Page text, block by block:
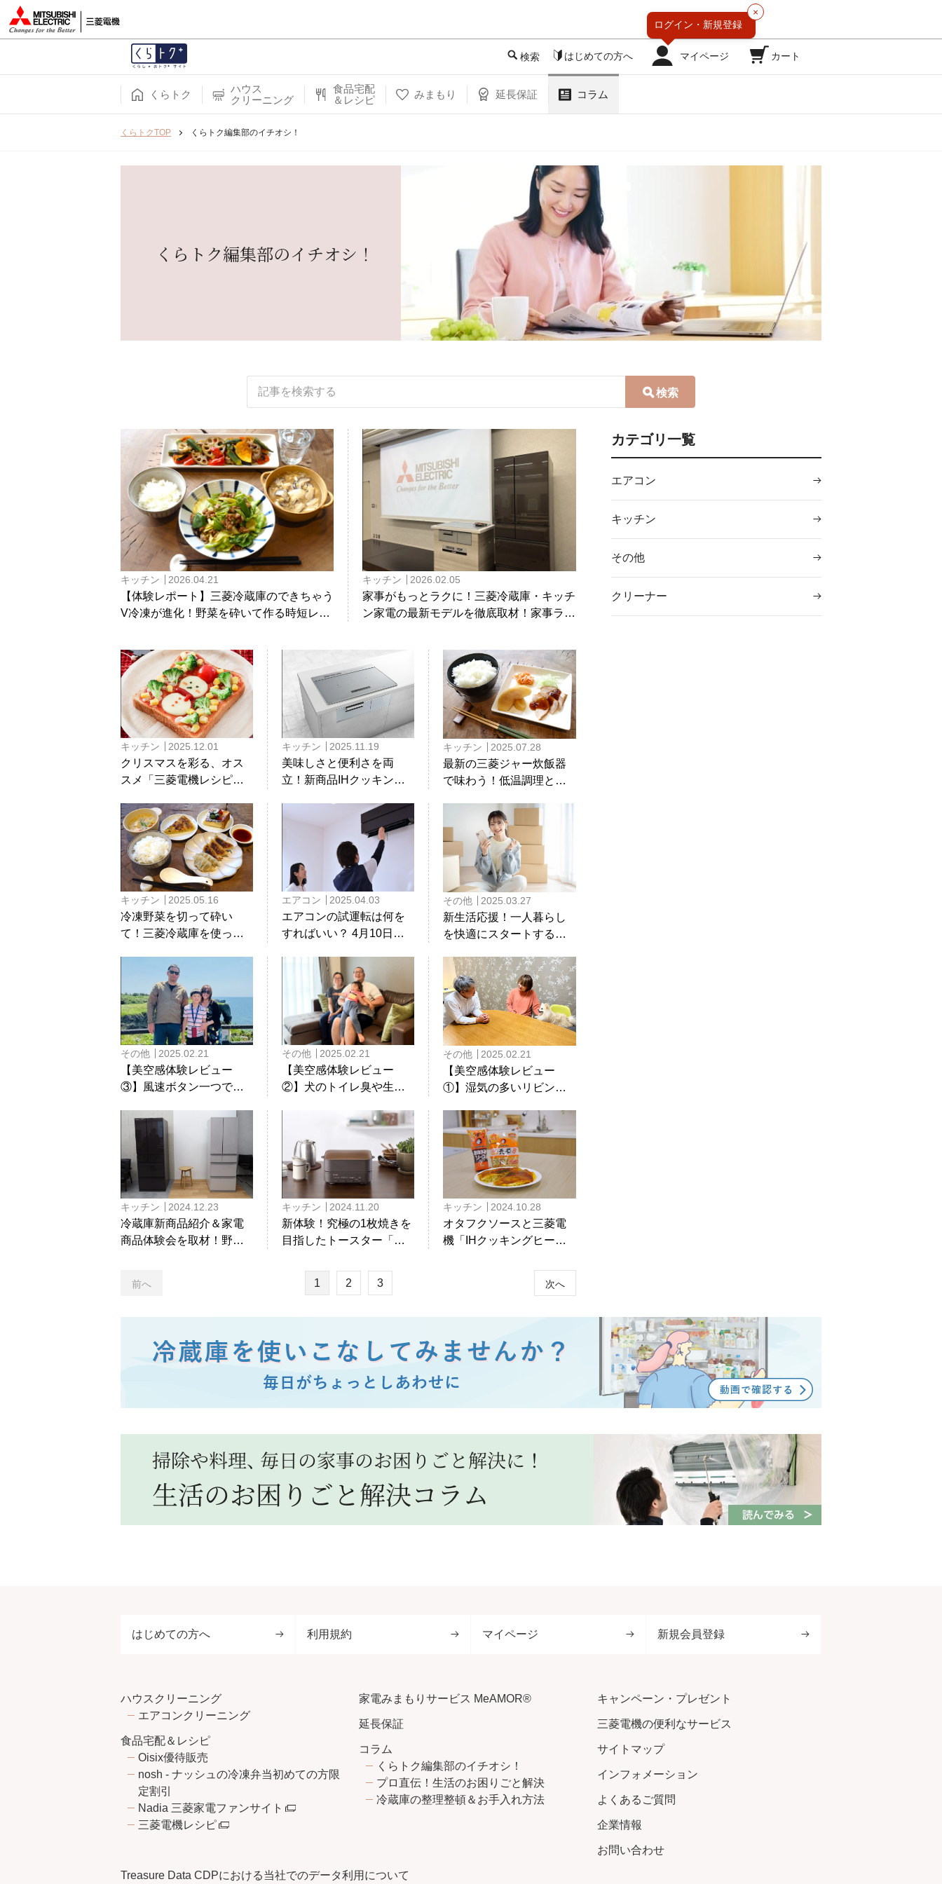
検索 はじめての方へ マイページ
×
ログイン・ 新規登録
カート
くらトク
ハウス
クリーニング
食品宅配
＆レシピ
みまもり 延長保証 コラム
くらトクTOP くらトク編集部のイチオシ！
くらトク編集部のイチオシ！
検索
キッチン 2026.04.21
【体験レポート】三菱冷蔵庫のできちゃう
V冷凍が進化！野菜を砕いて作る時短レシ
キッチン 2026.02.05
家事がもっとラクに！三菱冷蔵庫・キッチ
ン家電の最新モデルを徹底取材！家事ラ
キッチン 2025.12.01
クリスマスを彩る、オス
スメ「三菱電機レシピ」5
キッチン 2025.11.19
美味しさと便利さを両
立！新商品IHクッキング
シリーズ」の魅力とは？
キッチン 2025.07.28
最新の三菱ジャー炊飯器
で味わう！低温調理とお
験会をレポート！
キッチン 2025.05.16
冷凍野菜を切って砕い
て！三菱冷蔵庫を使った
エアコン 2025.04.03
エアコンの試運転は何を
すればいい？ 4月10日は
その他 2025.03.27
新生活応援！一人暮らし
を快適にスタートするた
スメ家電をご紹介
その他 2025.02.21
【美空感体験レビュー
③】風速ボタン一つで快
もスピーディーに乾く空
清脱臭除湿機
その他 2025.02.21
【美空感体験レビュー
②】犬のトイレ臭や生活
日を送れています
その他 2025.02.21
【美空感体験レビュー
①】湿気の多いリビング
りました！
キッチン 2024.12.23
冷蔵庫新商品紹介＆家電
商品体験会を取材！野菜
キッチン 2024.11.20
新体験！究極の1枚焼きを
目指したトースター「三
キッチン 2024.10.28
オタフクソースと三菱電
機「IHクッキングヒータ
簡単お好み焼きレシピ
前へ 1 2 3 次へ
カテゴリ一覧
エアコン
キッチン
その他
クリーナー
はじめての方へ 利用規約 マイページ 新規会員登録
ハウスクリーニング
エアコンクリーニング
食品宅配＆レシピ
Oisix優待販売
nosh - ナッシュの冷凍弁当初めての方限
定割引
Nadia 三菱家電ファンサイト
三菱電機レシピ
家電みまもりサービス MeAMOR®
延長保証
コラム
くらトク編集部のイチオシ！
プロ直伝！生活のお困りごと解決
冷蔵庫の整理整頓＆お手入れ方法
キャンペーン・プレゼント
三菱電機の便利なサービス
サイトマップ
インフォメーション
よくあるご質問
企業情報
お問い合わせ
Treasure Data CDPにおける当社でのデータ利用について